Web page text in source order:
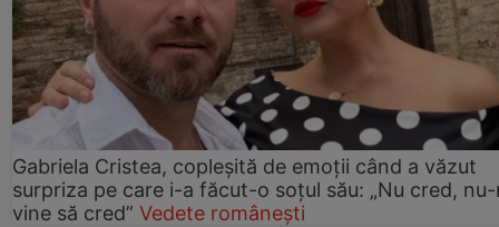
Gabriela Cristea, copleșită de emoții când a văzut
surpriza pe care i-a făcut-o soțul său: „Nu cred,
vine să cred” Vedete românești